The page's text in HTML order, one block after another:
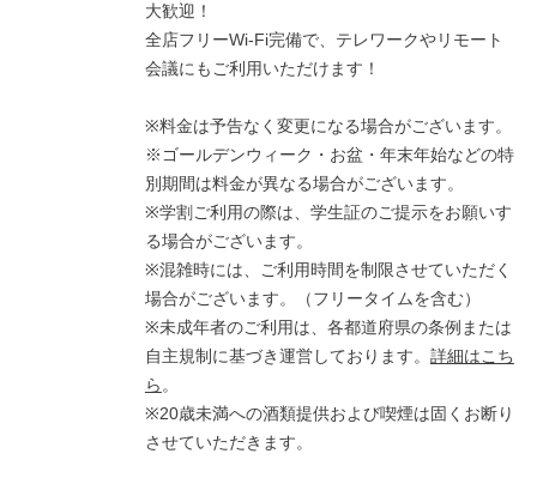
大歓迎！
全店フリーWi-Fi完備で、テレワークやリモート
会議にもご利用いただけます！
※料金は予告なく変更になる場合がございます。
※ゴールデンウィーク・お盆・年末年始などの特
別期間は料金が異なる場合がございます。
※学割ご利用の際は、学生証のご提示をお願いす
る場合がございます。
※混雑時には、ご利用時間を制限させていただく
場合がございます。（フリータイムを含む）
※未成年者のご利用は、各都道府県の条例または
自主規制に基づき運営しております。 詳細はこち
ら。
※20歳未満への酒類提供および喫煙は固くお断り
させていただきます。